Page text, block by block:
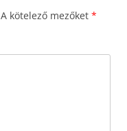
A kötelező mezőket *